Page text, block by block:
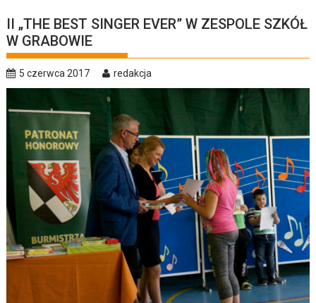
II „THE BEST SINGER EVER” W ZESPOLE SZKÓŁ
W GRABOWIE
5 czerwca 2017 redakcja